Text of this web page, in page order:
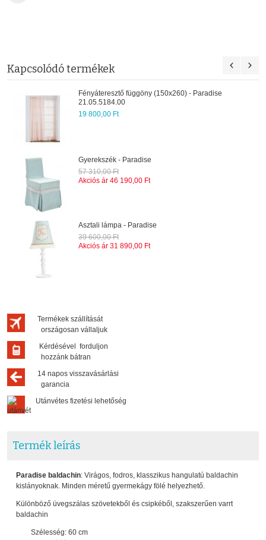
Kapcsolódó termékek
Fényáteresztő függöny (150x260) - Paradise
21.05.5184.00
19 800,00 Ft
Gyerekszék - Paradise
57 310,00 Ft
Akciós ár 46 190,00 Ft
Asztali lámpa - Paradise
39 600,00 Ft
Akciós ár 31 890,00 Ft
Termékek szállítását
országosan vállaljuk
Kérdésével forduljon
hozzánk bátran
14 napos visszavásárlási
garancia
Utánvétes fizetési lehetőség
Termék leírás
Paradise baldachin: Virágos, fodros, klasszikus hangulatú baldachin
kislányoknak. Minden méretű gyermekágy fölé helyezhető.
Különböző üvegszálas szövetekből és csipkéből, szakszerűen varrt
baldachin
Szélesség: 60 cm